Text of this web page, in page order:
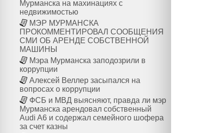
Мурманска на махинациях с
недвижимостью
МЭР МУРМАНСКА
ПРОКОММЕНТИРОВАЛ СООБЩЕНИЯ
СМИ ОБ АРЕНДЕ СОБСТВЕННОЙ
МАШИНЫ
Мэра Мурманска заподозрили в
коррупции
Алексей Веллер засыпался на
вопросах о коррупции
ФСБ и МВД выясняют, правда ли мэр
Мурманска арендовал собственный
Audi A6 и содержал семейного шофера
за счет казны